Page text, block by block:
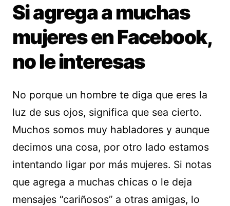
Si agrega a muchas
mujeres en Facebook,
no le interesas
No porque un hombre te diga que eres la
luz de sus ojos, significa que sea cierto.
Muchos somos muy habladores y aunque
decimos una cosa, por otro lado estamos
intentando ligar por más mujeres. Si notas
que agrega a muchas chicas o le deja
mensajes “cariñosos” a otras amigas, lo